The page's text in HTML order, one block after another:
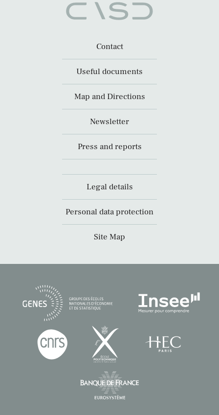
Contact
Useful documents
Map and Directions
Newsletter
Press and reports
Legal details
Personal data protection
Site Map